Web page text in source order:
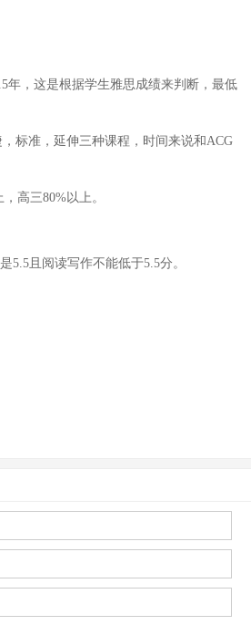
，这是根据学生雅思成绩来判断，最低
标准，延伸三种课程，时间来说和ACG
高三80%以上。
且阅读写作不能低于5.5分。